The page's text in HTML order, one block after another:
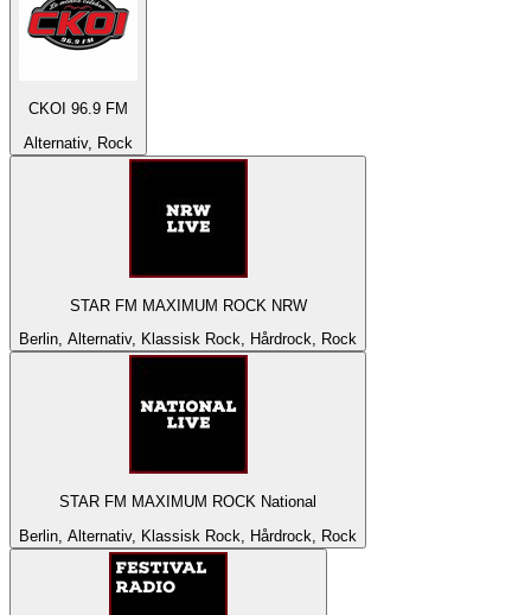
CKOI 96.9 FM
Alternativ, Rock
STAR FM MAXIMUM ROCK NRW
Berlin, Alternativ, Klassisk Rock, Hårdrock, Rock
STAR FM MAXIMUM ROCK National
Berlin, Alternativ, Klassisk Rock, Hårdrock, Rock